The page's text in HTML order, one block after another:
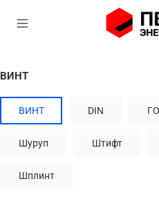
ВИНТ
ВИНТ DIN
Шуруп Штифт
Шплинт